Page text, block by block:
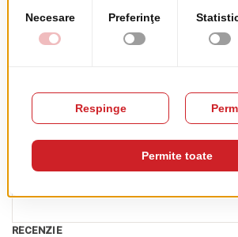
Acest produs nu are recenzii încă. Fii primul!
Recenzia ta
★★★★
PSEUDONIM
RECENZIE